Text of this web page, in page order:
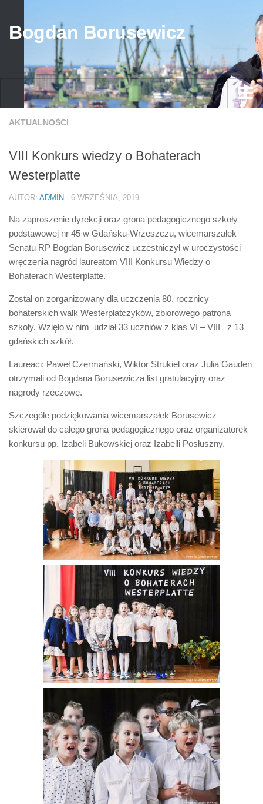
Bogdan Borusewicz
Aktualności
przed 1989
po 1989
Media
Galeria
Życiorys
Biuro Senatorskie
Senat
Platforma Obywatelska
Fundacja Batorego
AKTUALNOŚCI
VIII Konkurs wiedzy o Bohaterach
Westerplatte
AUTOR: ADMIN · 6 WRZEŚNIA, 2019
Na zaproszenie dyrekcji oraz grona pedagogicznego szkoły
podstawowej nr 45 w Gdańsku-Wrzeszczu, wicemarszałek
Senatu RP Bogdan Borusewicz uczestniczył w uroczystości
wręczenia nagród laureatom VIII Konkursu Wiedzy o
Bohaterach Westerplatte.
Został on zorganizowany dla uczczenia 80. rocznicy
bohaterskich walk Westerplatczyków, zbiorowego patrona
szkoły. Wzięło w nim udział 33 uczniów z klas VI – VIII z 13
gdańskich szkół.
Laureaci: Paweł Czermański, Wiktor Strukiel oraz Julia Gauden
otrzymali od Bogdana Borusewicza list gratulacyjny oraz
nagrody rzeczowe.
Szczególe podziękowania wicemarszałek Borusewicz
skierował do całego grona pedagogicznego oraz organizatorek
konkursu pp. Izabeli Bukowskiej oraz Izabelli Posłuszny.